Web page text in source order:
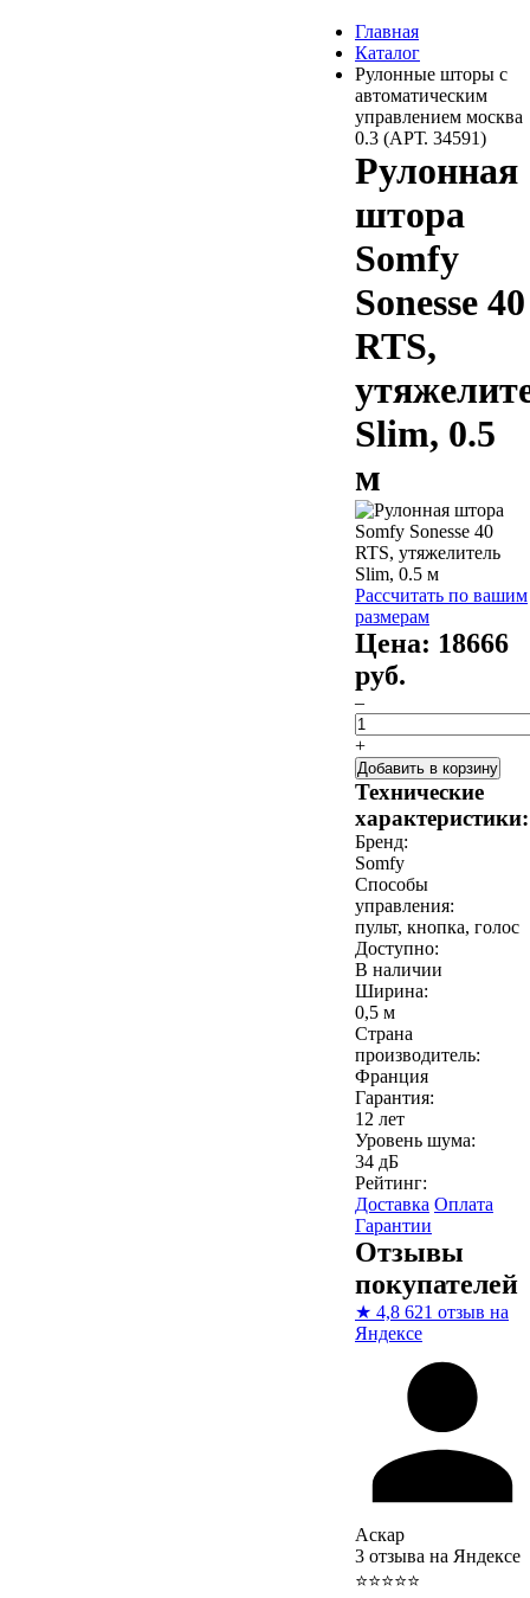
Главная
Каталог
Рулонные шторы с
автоматическим
управлением москва
0.3 (АРТ. 34591)
Рулонная
штора
Somfy
Sonesse 40
RTS,
Slim, 0.5
м
Рассчитать по вашим
размерам
Цена: 18666
руб.
–
+
Добавить в корзину
Технические
характеристики:
Бренд:
Somfy
Способы
управления:
пульт, кнопка, голос
Доступно:
В наличии
Ширина:
0,5 м
Страна
производитель:
Франция
Гарантия:
12 лет
Уровень шума:
34 дБ
Рейтинг:
Доставка Оплата
Гарантии
Отзывы
покупателей
★ 4,8 621 отзыв на
Яндексе
Аскар
3 отзыва на Яндексе
⭐⭐⭐⭐⭐